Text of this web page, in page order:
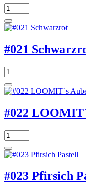
#021
#022
#023 Pfirsich